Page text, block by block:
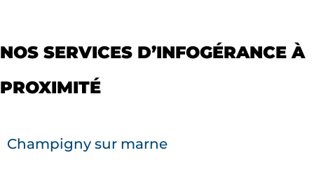
NOS SERVICES D’INFOGÉRANCE À
PROXIMITÉ
Champigny sur marne